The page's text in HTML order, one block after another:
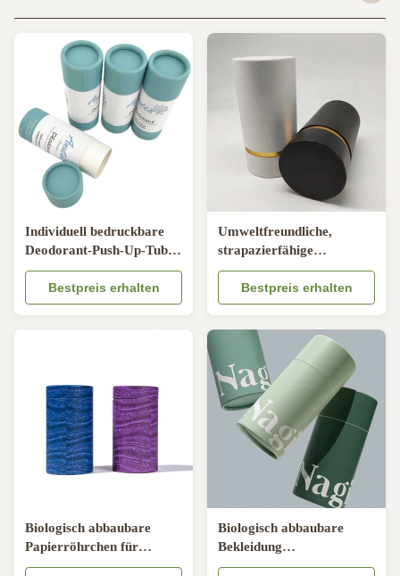
Individuell bedruckbare
Deodorant-Push-Up-Tuben
biologisch abbaubare
Verpackung für
Körperbalsam
Bestpreis erhalten
Umweltfreundliche,
strapazierfähige
Versandkartonrohre mit
ölfestem und passgenauem
Design
Bestpreis erhalten
Biologisch abbaubare
Papierröhrchen für
Kraftkarton-
Biologisch abbaubare
Bekleidung
Rundzylinderverpackung